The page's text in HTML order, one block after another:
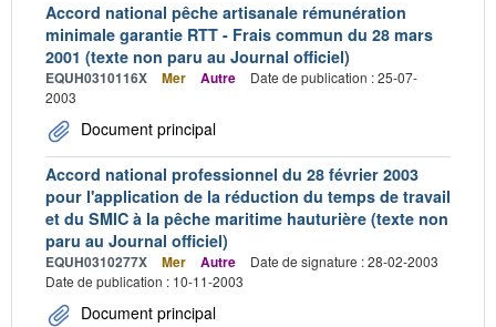
Accord national pêche artisanale rémunération
minimale garantie RTT - Frais commun du 28 mars
2001 (texte non paru au Journal officiel)
EQUH0310116X Mer Autre
Date de publication : 25-07-
2003
Document principal
Accord national professionnel du 28 février 2003
pour l'application de la réduction du temps de travail
et du SMIC à la pêche maritime hauturière (texte non
paru au Journal officiel)
EQUH0310277X Mer Autre
Date de signature : 28-02-2003
Date de publication : 10-11-2003
Document principal